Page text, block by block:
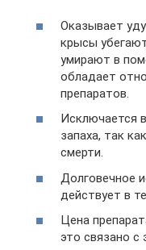
Оказывает
крысы
умирают в
обладает
препаратов.
Исключается
запаха, так
смерти.
Долговечное
действует в
Цена
это связано